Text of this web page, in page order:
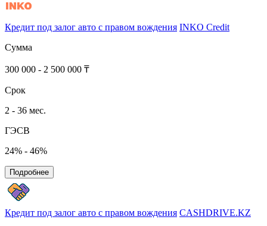
Кредит под залог авто с правом вождения INKO Credit
Сумма
300 000 - 2 500 000 ₸
Срок
2 - 36 мес.
ГЭСВ
24% - 46%
Подробнее
Кредит под залог авто с правом вождения CASHDRIVE.KZ